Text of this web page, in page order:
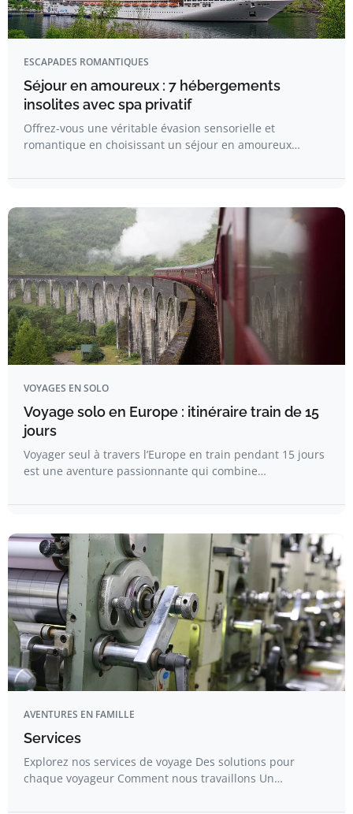
ESCAPADES ROMANTIQUES
Séjour en amoureux : 7 hébergements
insolites avec spa privatif​
Offrez-vous une véritable évasion sensorielle et
romantique en choisissant un séjour en amoureux…
VOYAGES EN SOLO
Voyage solo en Europe : itinéraire train de 15
jours​
Voyager seul à travers l’Europe en train pendant 15 jours
est une aventure passionnante qui combine…
AVENTURES EN FAMILLE
Services
Explorez nos services de voyage Des solutions pour
chaque voyageur Comment nous travaillons Un…